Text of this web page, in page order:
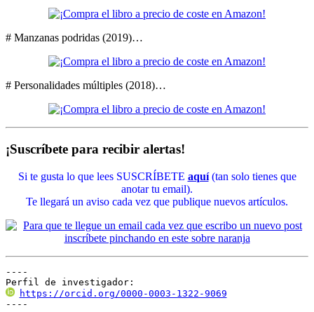
# Manzanas podridas (2019)…
# Personalidades múltiples (2018)…
¡Suscríbete para recibir alertas!
Si te gusta lo que lees SUSCRÍBETE aquí(tan solo tienes que
anotar tu email).
Te llegará un aviso cada vez que publique nuevos artículos.
----
Perfil de investigador:
https://orcid.org/0000-0003-1322-9069
----